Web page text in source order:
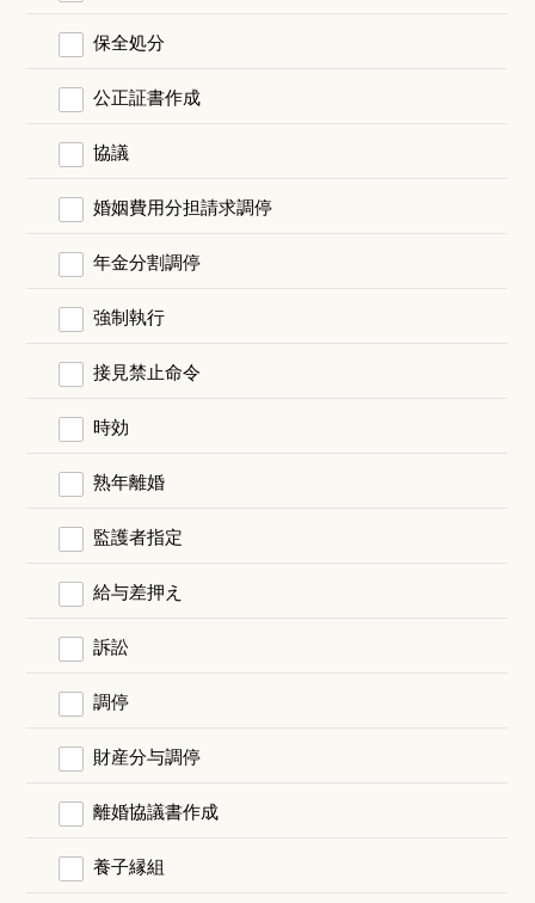
保全処分
公正証書作成
協議
婚姻費用分担請求調停
年金分割調停
強制執行
接見禁止命令
時効
熟年離婚
監護者指定
給与差押え
訴訟
調停
財産分与調停
離婚協議書作成
養子縁組